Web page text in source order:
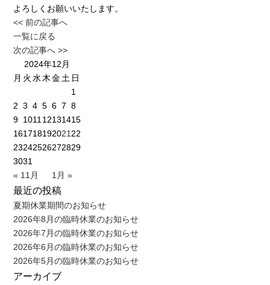
よろしくお願いいたします。
<< 前の記事へ
一覧に戻る
次の記事へ >>
2024年12月
月 火 水 木 金 土 日
« 11月 1月 »
1
2 3 4 5 6 7 8
9 1011 12131415
161718192021 22
23242526272829
3031
最近の投稿
夏期休業期間のお知らせ
2026年8月の臨時休業のお知らせ
2026年7月の臨時休業のお知らせ
2026年6月の臨時休業のお知らせ
2026年5月の臨時休業のお知らせ
アーカイブ